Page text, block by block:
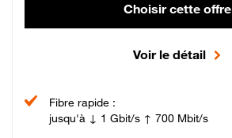
Choisir cette offre
Voir le détail
Fibre rapide :
jusqu'à ↓ 1 Gbit/s ↑ 700 Mbit/s